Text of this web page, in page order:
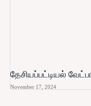
தேசியப்பட்டியல்
November 17, 2024